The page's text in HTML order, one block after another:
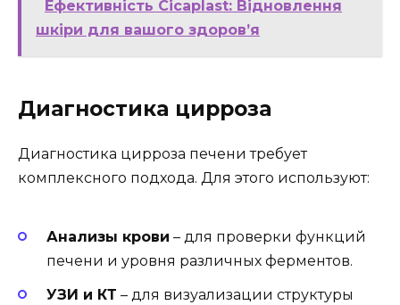
Ефективність Cicaplast: Відновлення
шкіри для вашого здоров’я
Диагностика цирроза
Диагностика цирроза печени требует
комплексного подхода. Для этого используют:
Анализы крови – для проверки функций
печени и уровня различных ферментов.
УЗИ и КТ – для визуализации структуры